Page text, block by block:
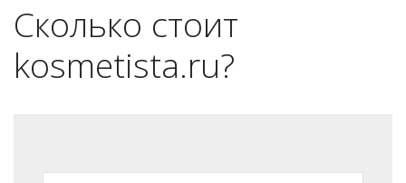
Сколько стоит
kosmetista.ru?